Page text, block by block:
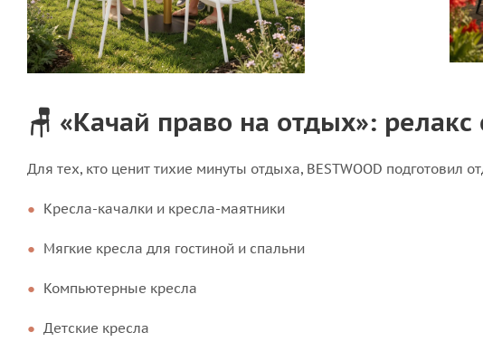
🪑 «Качай право на отдых»: релакс
Для тех, кто ценит тихие минуты отдыха, BESTWOOD подготовил
Кресла-качалки и кресла-маятники
Мягкие кресла для гостиной и спальни
Компьютерные кресла
Детские кресла